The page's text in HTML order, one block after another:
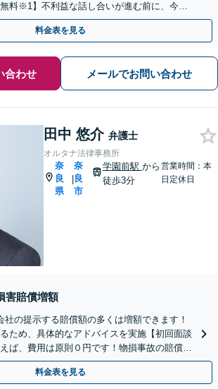
料※1】不利益な話し合いが進む前に、今す
料金表を見る
合わせ メールでお問い合わせ
田中 悠介 弁護士
オルタナ法律事務所
奈
良
県
|
奈
良
市
学園前駅 から
徒歩3分
営業時間：本
日定休日
害賠償増額
社の提示する賠償額の多くは増額できます！
ため、具体的なアドバイスを実施【初回面談
ば、費用は原則０円です！物損事故の賠償金
渉できます【夜間面談可】
料金表を見る